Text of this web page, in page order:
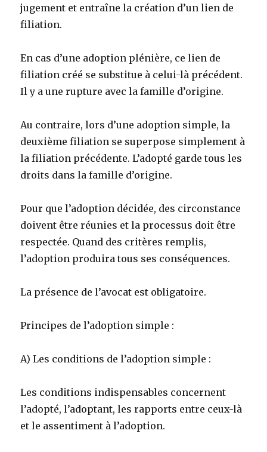
jugement et entraîne la création d’un lien de
filiation.
En cas d’une adoption plénière, ce lien de
filiation créé se substitue à celui-là précédent.
Il y a une rupture avec la famille d’origine.
Au contraire, lors d’une adoption simple, la
deuxième filiation se superpose simplement à
la filiation précédente. L’adopté garde tous les
droits dans la famille d’origine.
Pour que l’adoption décidée, des circonstance
doivent être réunies et la processus doit être
respectée. Quand des critères remplis,
l’adoption produira tous ses conséquences.
La présence de l’avocat est obligatoire.
Principes de l’adoption simple :
A) Les conditions de l’adoption simple :
Les conditions indispensables concernent
l’adopté, l’adoptant, les rapports entre ceux-là
et le assentiment à l’adoption.